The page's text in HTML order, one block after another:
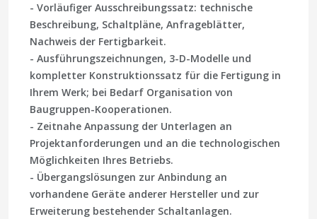
- Vorläufiger Ausschreibungssatz: technische
Beschreibung, Schaltpläne, Anfrageblätter,
Nachweis der Fertigbarkeit.
- Ausführungszeichnungen, 3-D-Modelle und
kompletter Konstruktionssatz für die Fertigung in
Ihrem Werk; bei Bedarf Organisation von
Baugruppen-Kooperationen.
- Zeitnahe Anpassung der Unterlagen an
Projektanforderungen und an die technologischen
Möglichkeiten Ihres Betriebs.
- Übergangslösungen zur Anbindung an
vorhandene Geräte anderer Hersteller und zur
Erweiterung bestehender Schaltanlagen.